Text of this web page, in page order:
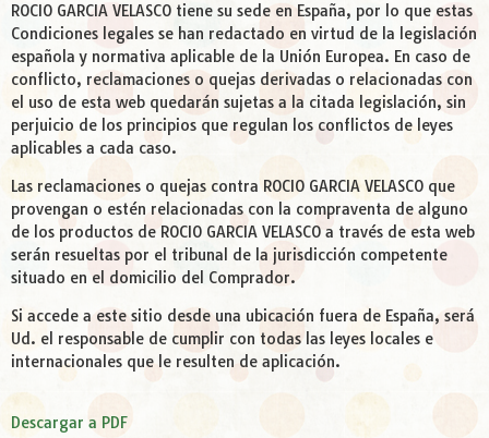
ROCIO GARCIA VELASCO tiene su sede en España, por lo que estas
Condiciones legales se han redactado en virtud de la legislación
española y normativa aplicable de la Unión Europea. En caso de
conflicto, reclamaciones o quejas derivadas o relacionadas con
el uso de esta web quedarán sujetas a la citada legislación, sin
perjuicio de los principios que regulan los conflictos de leyes
aplicables a cada caso.
Las reclamaciones o quejas contra ROCIO GARCIA VELASCO que
provengan o estén relacionadas con la compraventa de alguno
de los productos de ROCIO GARCIA VELASCO a través de esta web
serán resueltas por el tribunal de la jurisdicción competente
situado en el domicilio del Comprador.
Si accede a este sitio desde una ubicación fuera de España, será
Ud. el responsable de cumplir con todas las leyes locales e
internacionales que le resulten de aplicación.
Descargar a PDF